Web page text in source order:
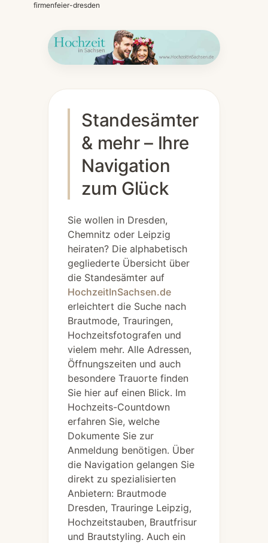
firmenfeier-dresden
Standesämter
& mehr – Ihre
Navigation
zum Glück
Sie wollen in Dresden,
Chemnitz oder Leipzig
heiraten? Die alphabetisch
gegliederte Übersicht über
die Standesämter auf
HochzeitInSachsen.de
erleichtert die Suche nach
Brautmode, Trauringen,
Hochzeitsfotografen und
vielem mehr. Alle Adressen,
Öffnungszeiten und auch
besondere Trauorte finden
Sie hier auf einen Blick. Im
Hochzeits-Countdown
erfahren Sie, welche
Dokumente Sie zur
Anmeldung benötigen. Über
die Navigation gelangen Sie
direkt zu spezialisierten
Anbietern: Brautmode
Dresden, Trauringe Leipzig,
Hochzeitstauben, Brautfrisur
und Brautstyling. Auch ein